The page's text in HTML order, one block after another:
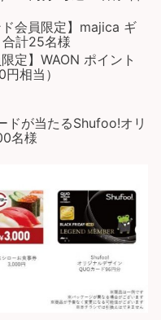
ド会員限定】majica ギ
計25名様
定】WAON ポイント
相当）
ドが当たるShufoo!オリ
名様